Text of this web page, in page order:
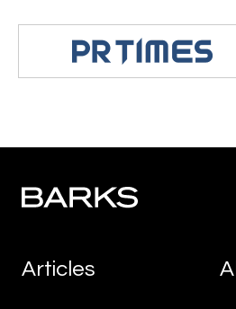
Articles